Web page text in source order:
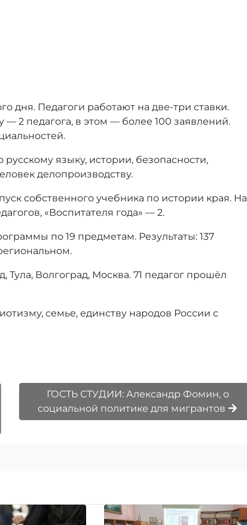
дня. Педагоги работают на две-три ставки.
2 педагога, в этом — более 100 заявлений.
языку, истории, безопасности,
делопроизводству.
собственного учебника по истории края. На
«Воспитателя года» — 2.
по 19 предметам. Результаты: 137
Волгоград, Москва. 71 педагог прошёл
семье, единству народов России с
ГОСТЬ СТУДИИ: Александр Фомин, о
социальной политике для мигрантов